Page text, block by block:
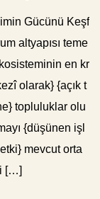
Gücünü Keşf
altyapısı teme
en kr
olarak} {açık t
topluluklar olu
{düşünen işl
mevcut orta
[…]